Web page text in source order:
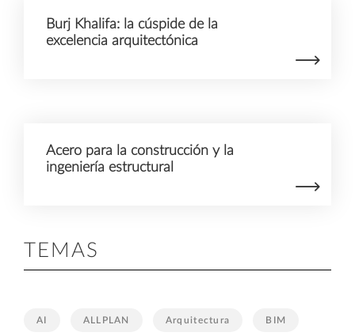
Burj Khalifa: la cúspide de la
excelencia arquitectónica
Acero para la construcción y la
ingeniería estructural
TEMAS
AI ALLPLAN Arquitectura BIM